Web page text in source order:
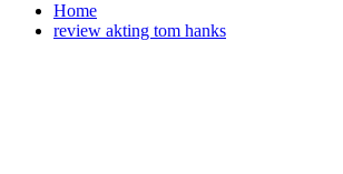
Home
review akting tom hanks